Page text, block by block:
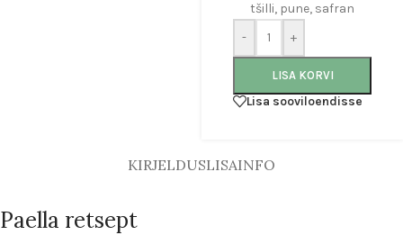
tšilli, pune, safran
-
+
LISA KORVI
Lisa sooviloendisse
KIRJELDUSLISAINFO
Paella retsept